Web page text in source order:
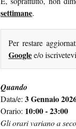
settimane.
Per restare
Googlee/o
Quando
Data/e: 3 Gennaio
Orario: 10:00 - 23:00
Gli orari variano a